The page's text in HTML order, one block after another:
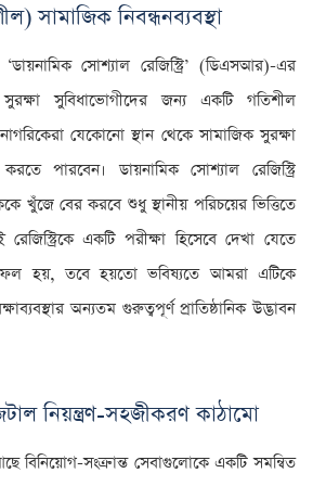
সামাজিক নিবন্ধনব্যবস্থা
সোশ্যাল রেজিস্ট্রি’ (ডিএসআর)-এর
সুরক্ষা সুবিধাভোগীদের জন্য একটি গতিশীল
যেকোনো স্থান থেকে সামাজিক সুরক্ষা
পারবেন। ডায়নামিক সোশ্যাল রেজিস্ট্রি
খুঁজে বের করবে শুধু স্থানীয় পরিচয়ের ভিত্তিতে
একটি পরীক্ষা হিসেবে দেখা যেতে
হয়, তবে হয়তো ভবিষ্যতে আমরা এটিকে
অন্যতম গুরুত্বপূর্ণ প্রাতিষ্ঠানিক উদ্ভাবন
নিয়ন্ত্রণ-সহজীকরণ কাঠামো
বিনিয়োগ-সংক্রান্ত সেবাগুলোকে একটি সমন্বিত